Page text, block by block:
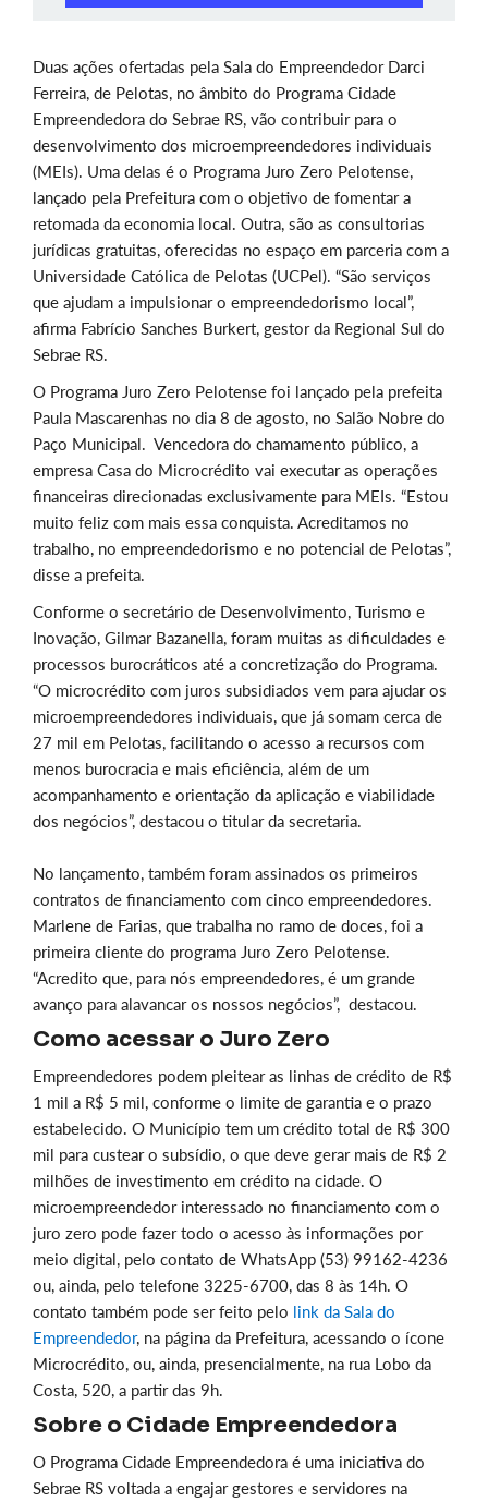
Duas ações ofertadas pela Sala do Empreendedor Darci
Ferreira, de Pelotas, no âmbito do Programa Cidade
Empreendedora do Sebrae RS, vão contribuir para o
desenvolvimento dos microempreendedores individuais
(MEIs). Uma delas é o Programa Juro Zero Pelotense,
lançado pela Prefeitura com o objetivo de fomentar a
retomada da economia local. Outra, são as consultorias
jurídicas gratuitas, oferecidas no espaço em parceria com a
Universidade Católica de Pelotas (UCPel). “São serviços
que ajudam a impulsionar o empreendedorismo local”,
afirma Fabrício Sanches Burkert, gestor da Regional Sul do
Sebrae RS.
O Programa Juro Zero Pelotense foi lançado pela prefeita
Paula Mascarenhas no dia 8 de agosto, no Salão Nobre do
Paço Municipal. Vencedora do chamamento público, a
empresa Casa do Microcrédito vai executar as operações
financeiras direcionadas exclusivamente para MEIs. “Estou
muito feliz com mais essa conquista. Acreditamos no
trabalho, no empreendedorismo e no potencial de Pelotas”,
disse a prefeita.
Conforme o secretário de Desenvolvimento, Turismo e
Inovação, Gilmar Bazanella, foram muitas as dificuldades e
processos burocráticos até a concretização do Programa.
“O microcrédito com juros subsidiados vem para ajudar os
microempreendedores individuais, que já somam cerca de
27 mil em Pelotas, facilitando o acesso a recursos com
menos burocracia e mais eficiência, além de um
acompanhamento e orientação da aplicação e viabilidade
dos negócios”, destacou o titular da secretaria.
No lançamento, também foram assinados os primeiros
contratos de financiamento com cinco empreendedores.
Marlene de Farias, que trabalha no ramo de doces, foi a
primeira cliente do programa Juro Zero Pelotense.
“Acredito que, para nós empreendedores, é um grande
avanço para alavancar os nossos negócios”, destacou.
Como acessar o Juro Zero
Empreendedores podem pleitear as linhas de crédito de R$
1 mil a R$ 5 mil, conforme o limite de garantia e o prazo
estabelecido. O Município tem um crédito total de R$ 300
mil para custear o subsídio, o que deve gerar mais de R$ 2
milhões de investimento em crédito na cidade. O
microempreendedor interessado no financiamento com o
juro zero pode fazer todo o acesso às informações por
meio digital, pelo contato de WhatsApp (53) 99162-4236
ou, ainda, pelo telefone 3225-6700, das 8 às 14h. O
contato também pode ser feito pelo link da Sala do
Empreendedor, na página da Prefeitura, acessando o ícone
Microcrédito, ou, ainda, presencialmente, na rua Lobo da
Costa, 520, a partir das 9h.
Sobre o Cidade Empreendedora
O Programa Cidade Empreendedora é uma iniciativa do
Sebrae RS voltada a engajar gestores e servidores na